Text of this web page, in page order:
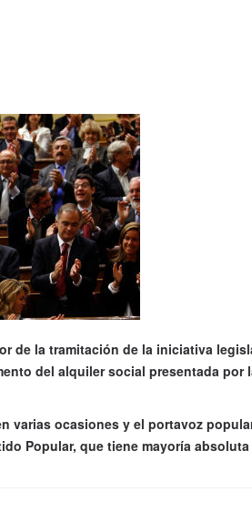
de la tramitación de la iniciativa
del alquiler social presentada por
varias ocasiones y el portavoz
Popular, que tiene mayoría absoluta